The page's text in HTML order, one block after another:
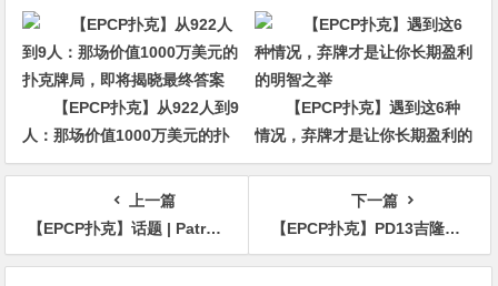
就赢走1000万刀！
都打不过了
【EPCP扑克】从922人到9
人：那场价值1000万美元的扑
克牌局，即将揭晓最终答案
【EPCP扑克】遇到这6种
情况，弃牌才是让你长期盈利的
明智之举
上一篇
【EPCP扑克】话题 | Patrik Antonius发现了导致他输给Tom Dwan的致命错误
下一篇
【EPCP扑克】PD13吉隆坡站旅行攻略：满足你对比赛旅行的所有想象！云顶高原等待你的探索！